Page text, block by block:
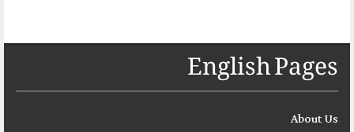
English Pages
About Us